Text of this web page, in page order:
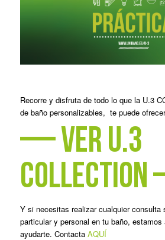
Recorre y disfruta de todo lo que la U.3
de baño personalizables, te puede
—ver u.3
collection
Y si necesitas realizar cualquier consulta
particular y personal en tu baño,
ayudarte. Contacta AQUÍ